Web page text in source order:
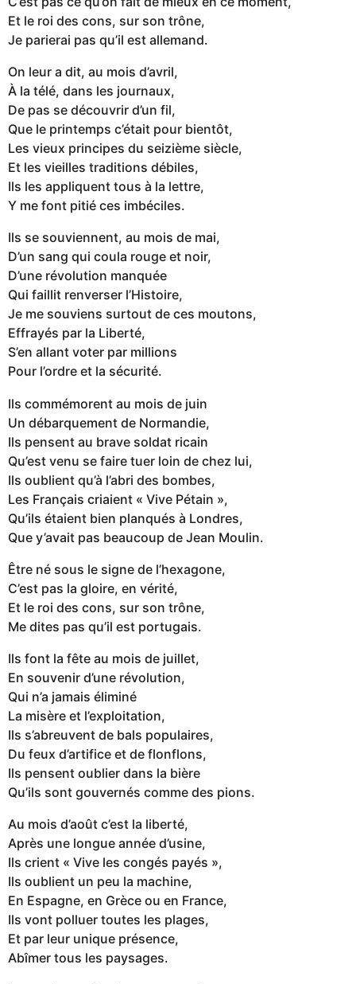
Et le roi des cons, sur son trône,
Je parierai pas qu’il est allemand.
On leur a dit, au mois d’avril,
À la télé, dans les journaux,
De pas se découvrir d’un fil,
Que le printemps c’était pour bientôt,
Les vieux principes du seizième siècle,
Et les vieilles traditions débiles,
Ils les appliquent tous à la lettre,
Y me font pitié ces imbéciles.
Ils se souviennent, au mois de mai,
D’un sang qui coula rouge et noir,
D’une révolution manquée
Qui faillit renverser l’Histoire,
Je me souviens surtout de ces moutons,
Effrayés par la Liberté,
S’en allant voter par millions
Pour l’ordre et la sécurité.
Ils commémorent au mois de juin
Un débarquement de Normandie,
Ils pensent au brave soldat ricain
Qu’est venu se faire tuer loin de chez lui,
Ils oublient qu’à l’abri des bombes,
Les Français criaient « Vive Pétain »,
Qu’ils étaient bien planqués à Londres,
Que y’avait pas beaucoup de Jean Moulin.
Être né sous le signe de l’hexagone,
C’est pas la gloire, en vérité,
Et le roi des cons, sur son trône,
Me dites pas qu’il est portugais.
Ils font la fête au mois de juillet,
En souvenir d’une révolution,
Qui n’a jamais éliminé
La misère et l’exploitation,
Ils s’abreuvent de bals populaires,
Du feux d’artifice et de flonflons,
Ils pensent oublier dans la bière
Qu’ils sont gouvernés comme des pions.
Au mois d’août c’est la liberté,
Après une longue année d’usine,
Ils crient « Vive les congés payés »,
Ils oublient un peu la machine,
En Espagne, en Grèce ou en France,
Ils vont polluer toutes les plages,
Et par leur unique présence,
Abîmer tous les paysages.